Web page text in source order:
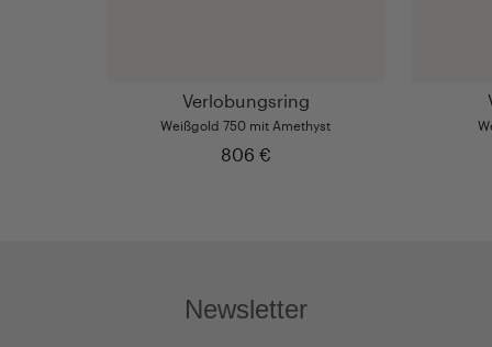
Verlobungsring
Weißgold 750 mit Amethyst
806 €
Newsletter